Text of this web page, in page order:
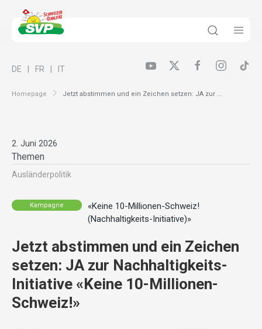
Homepage Jetzt abstimmen und ein Zeichen setzen: JA zur ...
DE FR IT
2. Juni 2026
Themen
Ausländer­politik
Kampagne
«Keine 10-Millionen-Schweiz!
(Nachhaltigkeits-Initiative)»
Jetzt abstimmen und ein Zeichen
setzen: JA zur Nachhaltigkeits-
Initiative «Keine 10-Millionen-
Schweiz!»